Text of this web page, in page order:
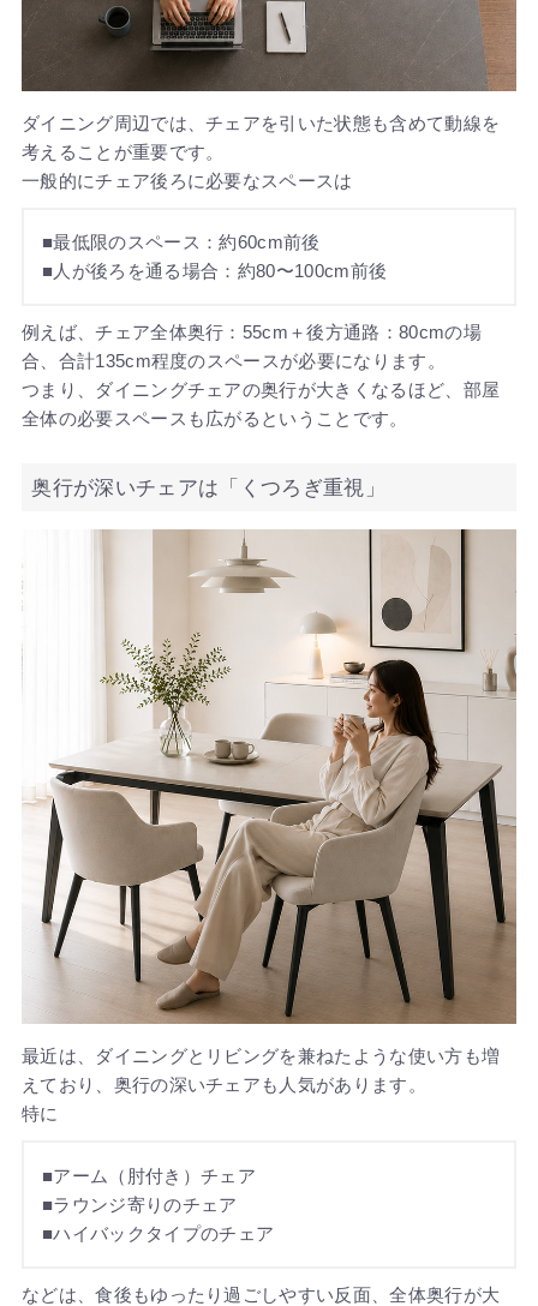
ダイニング周辺では、チェアを引いた状態も含めて動線を
考えることが重要です。
一般的にチェア後ろに必要なスペースは
■最低限のスペース：約60cm前後
■人が後ろを通る場合：約80〜100cm前後
例えば、チェア全体奥行：55cm＋後方通路：80cmの場
合、合計135cm程度のスペースが必要になります。
つまり、ダイニングチェアの奥行が大きくなるほど、部屋
全体の必要スペースも広がるということです。
奥行が深いチェアは「くつろぎ重視」
最近は、ダイニングとリビングを兼ねたような使い方も増
えており、奥行の深いチェアも人気があります。
特に
■アーム（肘付き）チェア
■ラウンジ寄りのチェア
■ハイバックタイプのチェア
などは、食後もゆったり過ごしやすい反面、全体奥行が大